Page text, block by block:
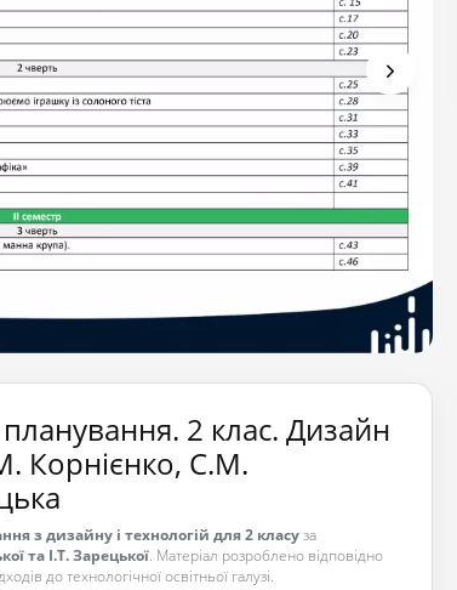
2 клас. Дизайн
Корнієнко, С.М.
з дизайну і технологій для 2 класуза
та І.Т. Зарецької. Матеріал розроблено відповідно
до технологічної освітньої галузі.